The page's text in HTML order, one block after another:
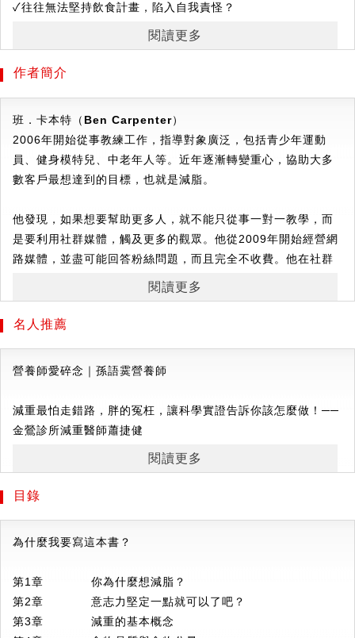
✓往往無法堅持飲食計畫，陷入自我責怪？
本書作者班．卡本特，可以說是最敢說真話的健身教練，
不討好、不迎合，有幾分科學實證就說幾分實話！
真相是，這世界上沒有一體適用的瘦身法。
本書他將以科學、客觀的方式，帶大家掌握減脂的底層邏輯，
跳脫反覆減肥的輪廻。
▍科學解析，真正長期有效的減脂方式
- 有氧運動、阻力訓練，對減脂有多大的幫助？
- 低碳、斷食、生酮，哪一種飲食計畫最能達到減脂效
- 如何快速減脂、看到瘦身成效？
- 一天一餐、一天兩餐？減脂有最佳的飲食頻率嗎？
健身教練、專業人員，面對各式各樣減脂瘦身的雜亂資訊，以
及許多似是而非的坊間謠言無所適從時，本書提出大量且清晰
所有飲食計畫說穿了，都只是在進行熱量限制，但在市場的刻
意操作下，被包裝成神奇的速效減肥法，書中將破解這些常見
的話術，將你拉回減脂正道上。
常見話術1
：不計算熱量也能輕鬆減重？
>>有可能，但就算不計算熱量，也不代表熱量不重要。就像不
仔細算錢還是可以存錢，但不代表錢不重要。有些飲食控制方
閱讀更多
作者簡介
班．卡本特（Ben Carpenter）
2006年開始從事教練工作，指導對象廣泛，包括青少年運動
員、健身模特兒、中老年人等。近年逐漸轉變重心，協助大多
數客戶最想達到的目標，也就是減脂。
他發現，如果想要幫助更多人，就不能只從事一對一教學，而
是要利用社群媒體，觸及更多的觀眾。他從2009年開始經營網
路媒體，並盡可能回答粉絲問題，而且完全不收費。他在社群
媒體上的影片，每週也都吸引數百萬人的觀看。
他的目標很簡單：幫助每一位客戶。他會帶領每一位客戶避開
但身為教練，他一直在幫助客戶及粉絲取得最好的成果。他所
做的不僅是分享最新的研究結果，更致力於將這些資訊付諸實
在本書中，班就是你的私人教練。他並不會提供一體適用的飲
的釐清減脂目標（如果你也想減脂），到減脂路上可能遇到的
會提供你所需要知道的所有資訊，打造出專屬於你的計畫。
班出生於英國，現與太太居住於美國加州。你可以透過各種社
群媒體與他聯繫，或直接到此網站www.bdccarpenter.com
閱讀更多
名人推薦
營養師愛碎念｜孫語霙營養師
減重最怕走錯路，胖的冤枉，讓科學實證告訴你該怎麼做！──
金鶯診所減重醫師蕭捷健
閱讀更多
目錄
為什麼我要寫這本書？
第1章 你為什麼想減脂？
第2章 意志力堅定一點就可以了吧？
第3章 減重的基本概念